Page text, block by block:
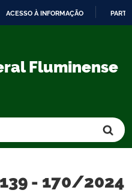
ACESSO À INFORMAÇÃO
Fluminense
- 170/2024